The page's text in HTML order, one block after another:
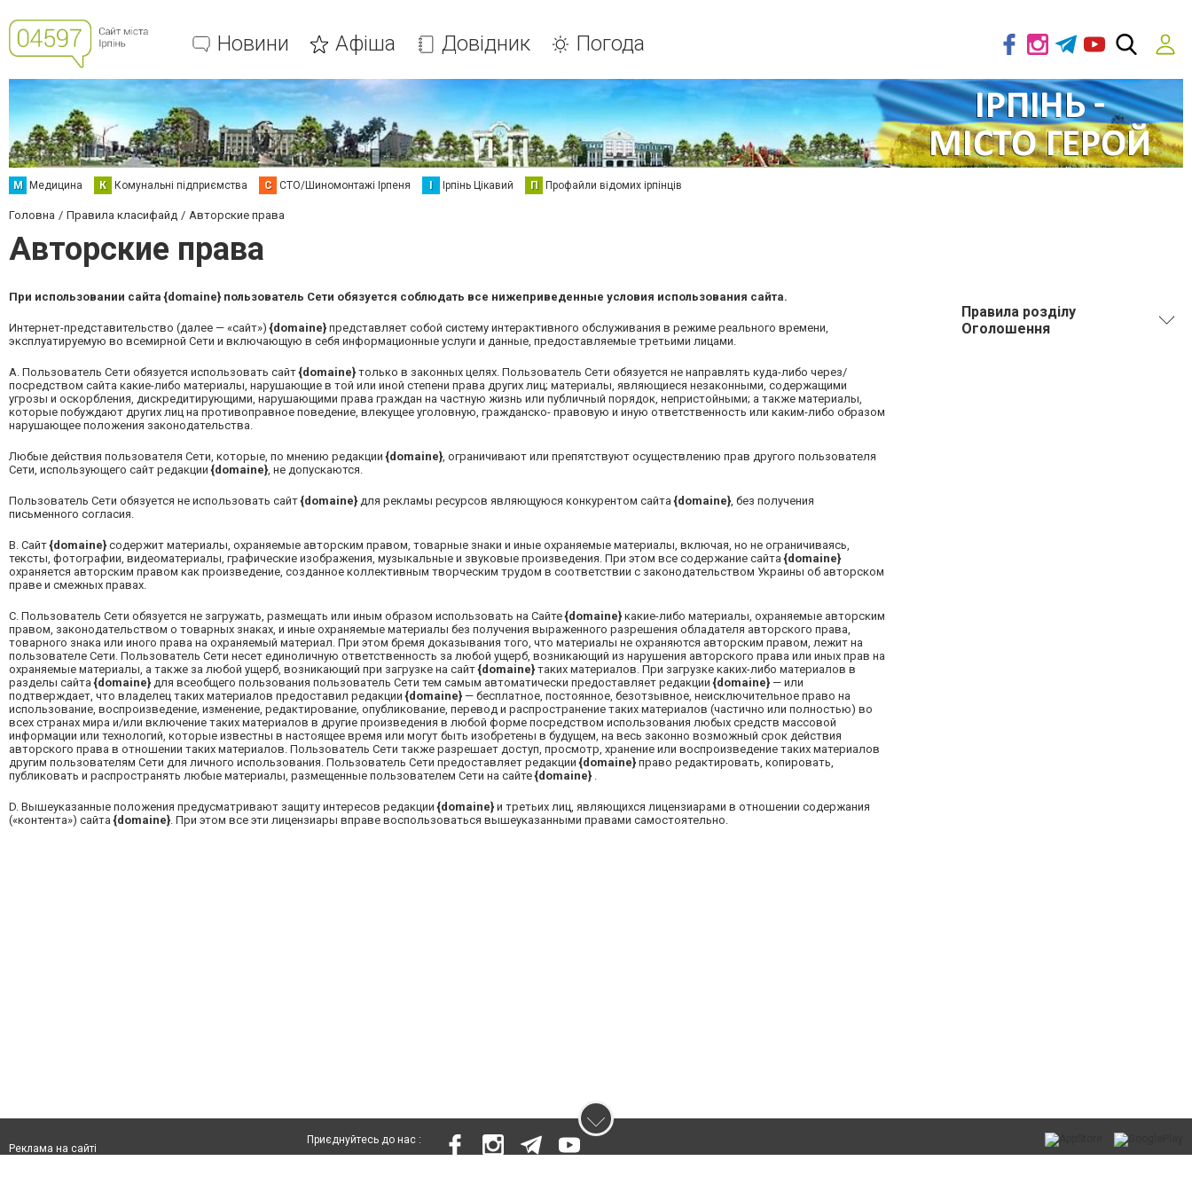
Новини Афіша Довідник Погода
М Медицина К Комунальні підприємства С СТО/Шиномонтажі Ірпеня І Ірпінь Цікавий П Профайли відомих ірпінців
Головна Правила класифайд Авторские права
Авторские права
При использовании сайта{domaine} пользователь Сети обязуется соблюдать все нижеприведенные условия использования сайта.
Интернет-представительство (далее — «сайт»){domaine} представляет собой систему интерактивного обслуживания в режиме реального времени,
эксплуатируемую во всемирной Сети и включающую в себя информационные услуги и данные, предоставляемые третьими лицами.
A. Пользователь Сети обязуется использовать сайт{domaine} только в законных целях. Пользователь Сети обязуется не направлять куда-либо через/
посредством сайта какие-либо материалы, нарушающие в той или иной степени права других лиц; материалы, являющиеся незаконными, содержащими
угрозы и оскорбления, дискредитирующими, нарушающими права граждан на частную жизнь или публичный порядок, непристойными; а также материалы,
которые побуждают других лиц на противоправное поведение, влекущее уголовную, гражданско- правовую и иную ответственность или каким-либо образом
нарушающее положения законодательства.
Любые действия пользователя Сети, которые, по мнению редакции{domaine}, ограничивают или препятствуют осуществлению прав другого пользователя
Сети, использующего сайт редакции{domaine}, не допускаются.
Пользователь Сети обязуется не использовать сайт{domaine} для рекламы ресурсов являющуюся конкурентом сайта{domaine}, без получения
письменного согласия.
B. Сайт{domaine} содержит материалы, охраняемые авторским правом, товарные знаки и иные охраняемые материалы, включая, но не ограничиваясь,
тексты, фотографии, видеоматериалы, графические изображения, музыкальные и звуковые произведения. При этом все содержание сайта{domaine}
охраняется авторским правом как произведение, созданное коллективным творческим трудом в соответствии с законодательством Украины об авторском
праве и смежных правах.
C. Пользователь Сети обязуется не загружать, размещать или иным образом использовать на Сайте{domaine} какие-либо материалы, охраняемые авторским
правом, законодательством о товарных знаках, и иные охраняемые материалы без получения выраженного разрешения обладателя авторского права,
товарного знака или иного права на охраняемый материал. При этом бремя доказывания того, что материалы не охраняются авторским правом, лежит на
пользователе Сети. Пользователь Сети несет единоличную ответственность за любой ущерб, возникающий из нарушения авторского права или иных прав на
охраняемые материалы, а также за любой ущерб, возникающий при загрузке на сайт{domaine} таких материалов. При загрузке каких-либо материалов в
разделы сайта{domaine} для всеобщего пользования пользователь Сети тем самым автоматически предоставляет редакции{domaine} — или
подтверждает, что владелец таких материалов предоставил редакции{domaine} — бесплатное, постоянное, безотзывное, неисключительное право на
использование, воспроизведение, изменение, редактирование, опубликование, перевод и распространение таких материалов (частично или полностью) во
всех странах мира и/или включение таких материалов в другие произведения в любой форме посредством использования любых средств массовой
информации или технологий, которые известны в настоящее время или могут быть изобретены в будущем, на весь законно возможный срок действия
авторского права в отношении таких материалов. Пользователь Сети также разрешает доступ, просмотр, хранение или воспроизведение таких материалов
другим пользователям Сети для личного использования. Пользователь Сети предоставляет редакции{domaine} право редактировать, копировать,
публиковать и распространять любые материалы, размещенные пользователем Сети на сайте{domaine} .
D. Вышеуказанные положения предусматривают защиту интересов редакции{domaine} и третьих лиц, являющихся лицензиарами в отношении содержания
(«контента») сайта{domaine}. При этом все эти лицензиары вправе воспользоваться вышеуказанными правами самостоятельно.
Правила розділу
Оголошення
Реклама на сайті
Приєднуйтесь до нас :